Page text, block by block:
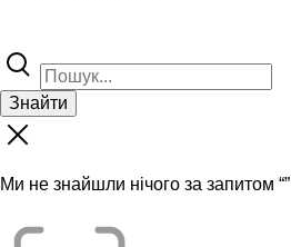
Знайти
Ми не знайшли нічого за запитом “”